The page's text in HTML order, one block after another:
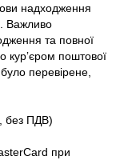
надходження
Важливо
та повної
курʼєром поштової
перевірене,
без ПДВ)
при